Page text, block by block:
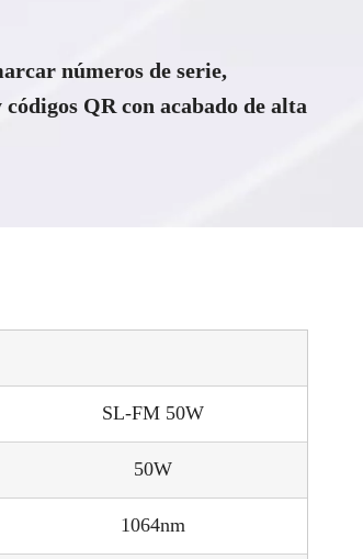
números de serie,
QR con acabado de alta
SL-FM 50W
50W
1064nm